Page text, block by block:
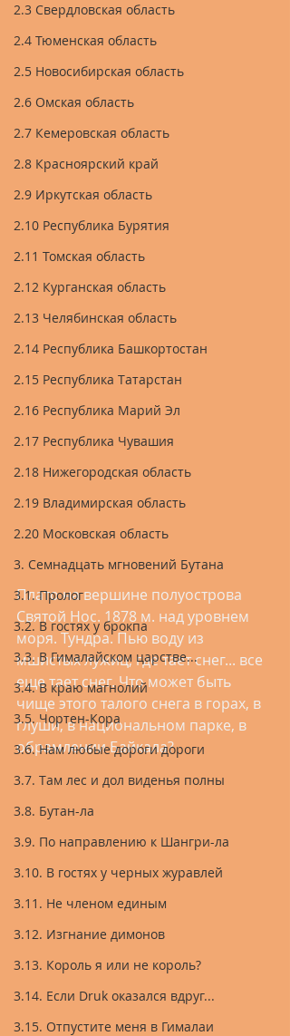
2.3 Свердловская область
2.4 Тюменская область
2.5 Новосибирская область
2.6 Омская область
2.7 Кемеровская область
2.8 Красноярский край
2.9 Иркутская область
2.10 Республика Бурятия
2.11 Томская область
2.12 Курганская область
2.13 Челябинская область
2.14 Республика Башкортостан
2.15 Республика Татарстан
2.16 Республика Марий Эл
2.17 Республика Чувашия
2.18 Нижегородская область
2.19 Владимирская область
2.20 Московская область
3. Семнадцать мгновений Бутана
3.1. Пролог
3.2. В гостях у брокпа
3.3. В Гималайском царстве...
3.4. В краю магнолий
3.5. Чортен-Кора
3.6. Нам любые дороги дороги
3.7. Там лес и дол виденья полны
3.8. Бутан-ла
3.9. По направлению к Шангри-ла
3.10. В гостях у черных журавлей
3.11. Не членом единым
3.12. Изгнание димонов
3.13. Король я или не король?
3.14. Если Druk оказался вдруг...
3.15. Отпустите меня в Гималаи
Плато на вершине полуострова
Святой Нос. 1878 м. над уровнем
моря. Тундра. Пью воду из
мшистых лужиц, где тает снег... все
еще тает снег. Что может быть
чище этого талого снега в горах, в
глуши, в национальном парке, в
обрамлении Байкала?